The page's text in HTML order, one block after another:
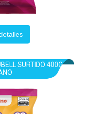
SURTIDO 400G